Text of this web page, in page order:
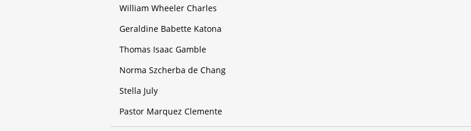
William Wheeler Charles
Geraldine Babette Katona
Thomas Isaac Gamble
Norma Szcherba de Chang
Stella July
Pastor Marquez Clemente